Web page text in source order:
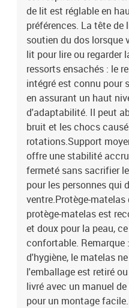
de lit est réglable en
préférences. La tête
soutien du dos lorsque
lit pour lire ou regarder
ressorts ensachés : le
intégré est connu pour
en assurant un haut
d'adaptabilité. Il peut
bruit et les chocs
rotations.Support
offre une stabilité
fermeté sans sacrifier
pour les personnes qui
ventre.Protège-
protège-matelas est
et doux pour la peau,
confortable. Remarque
d'hygiène, le matelas
l'emballage est retiré
livré avec un manuel
pour un montage